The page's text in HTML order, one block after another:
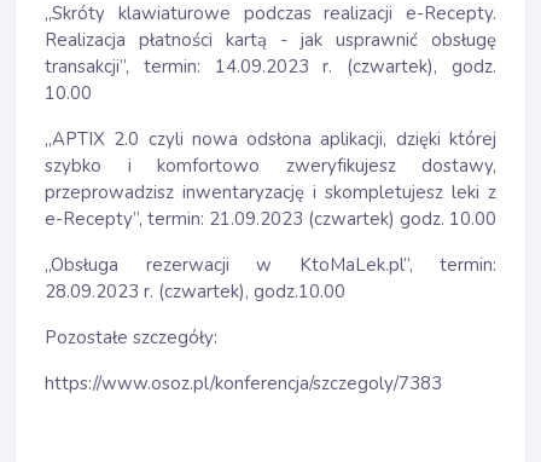
„Skróty klawiaturowe podczas realizacji e-Recepty.
Realizacja płatności kartą - jak usprawnić obsługę
transakcji”, termin: 14.09.2023 r. (czwartek), godz.
10.00
„APTIX 2.0 czyli nowa odsłona aplikacji, dzięki której
szybko i komfortowo zweryfikujesz dostawy,
przeprowadzisz inwentaryzację i skompletujesz leki z
e-Recepty”, termin: 21.09.2023 (czwartek) godz. 10.00
„Obsługa rezerwacji w KtoMaLek.pl”, termin:
28.09.2023 r. (czwartek), godz.10.00
Pozostałe szczegóły:
https://www.osoz.pl/konferencja/szczegoly/7383